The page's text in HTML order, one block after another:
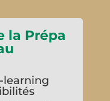
la Prépa
learning